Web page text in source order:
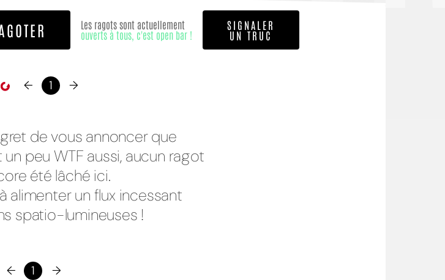
Les ragots sont actuellement
ouverts à tous, c'est open bar !
SIGNALER
UN TRUC
← 1 →
de vous annoncer que
peu WTF aussi, aucun ragot
été lâché ici.
alimenter un flux incessant
spatio-lumineuses !
← 1 →